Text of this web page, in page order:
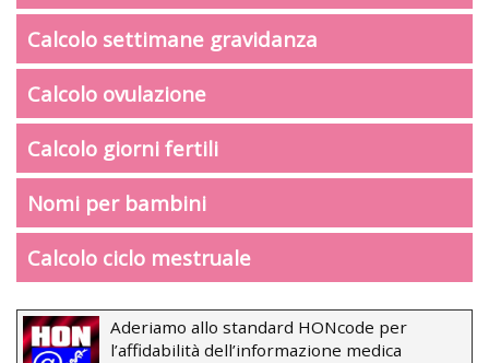
Calcolo settimane gravidanza
Calcolo ovulazione
Calcolo giorni fertili
Nomi per bambini
Calcolo ciclo mestruale
Aderiamo allo standard HONcode per
l’affidabilità dell’informazione medica